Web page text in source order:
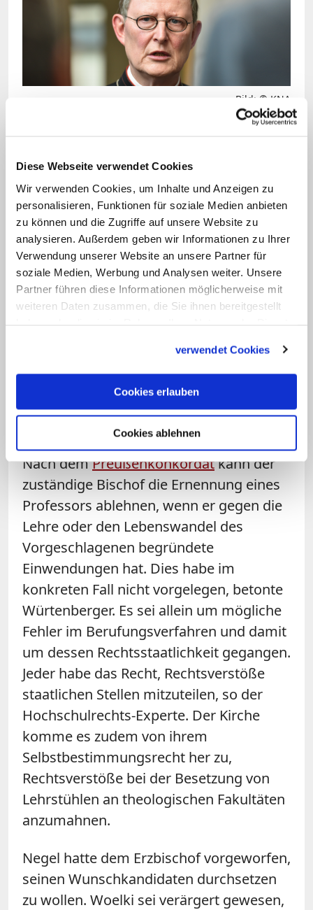
Diese Webseite verwendet Cookies
Wir verwenden Cookies, um Inhalte und Anzeigen zu
personalisieren, Funktionen für soziale Medien anbieten
zu können und die Zugriffe auf unsere Website zu
analysieren. Außerdem geben wir Informationen zu Ihrer
Verwendung unserer Website an unsere Partner für
soziale Medien, Werbung und Analysen weiter. Unsere
Partner führen diese Informationen möglicherweise mit
weiteren Daten zusammen, die Sie ihnen bereitgestellt
verwendet Cookies
Cookies erlauben
Cookies ablehnen
Bild: © KNA
Theologie-Lehrstühlen auf dem Gebiet seines
Bistums hat er ein Mitspracherecht.
Ein Sprecher des Erzbistums sagte, es sei
das Recht der Kirche, auf den Grundsatz
der "Bestenauslese" zu dringen. Nähere
Angaben zum konkreten Berufungs-
Verfahren machte er nicht. Ministerium
Negel wirft Kardinal vor, er habe
Wunschkandidaten durchsetzen
Nach demPreußenkonkordatkann der
zuständige Bischof die Ernennung eines
Professors ablehnen, wenn er gegen die
Lehre oder den Lebenswandel des
Vorgeschlagenen begründete
Einwendungen hat. Dies habe im
konkreten Fall nicht vorgelegen, betonte
Würtenberger. Es sei allein um mögliche
Fehler im Berufungsverfahren und damit
um dessen Rechtsstaatlichkeit gegangen.
Jeder habe das Recht, Rechtsverstöße
staatlichen Stellen mitzuteilen, so der
Hochschulrechts-Experte. Der Kirche
komme es zudem von ihrem
Selbstbestimmungsrecht her zu,
Rechtsverstöße bei der Besetzung von
Lehrstühlen an theologischen Fakultäten
anzumahnen.
Negel hatte dem Erzbischof vorgeworfen,
seinen Wunschkandidaten durchsetzen
zu wollen. Woelki sei verärgert gewesen,